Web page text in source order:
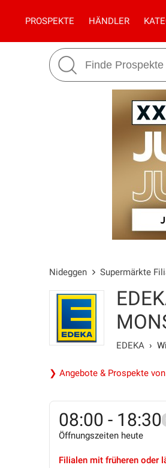
PROSPEKTE HÄNDLER
Nideggen Supermärkte
EDEKA ›
❯ Angebote & Prospekte
08:00 - 18:30
Öffnungszeiten heute
Filialen mit früheren oder